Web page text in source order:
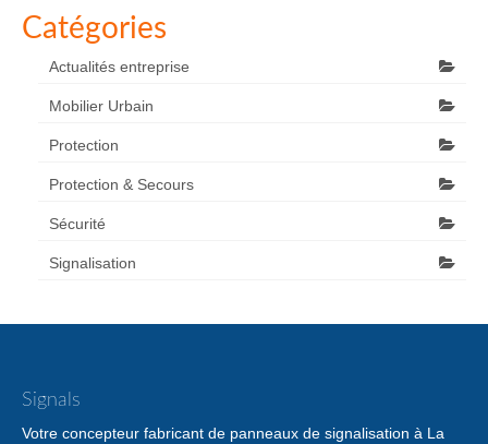
Catégories
Actualités entreprise
Mobilier Urbain
Protection
Protection & Secours
Sécurité
Signalisation
Signals
Votre concepteur fabricant de panneaux de signalisation à La